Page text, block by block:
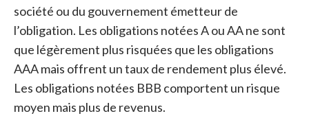
société ou du gouvernement émetteur de
l’obligation. Les obligations notées A ou AA ne sont
que légèrement plus risquées que les obligations
AAA mais offrent un taux de rendement plus élevé.
Les obligations notées BBB comportent un risque
moyen mais plus de revenus.